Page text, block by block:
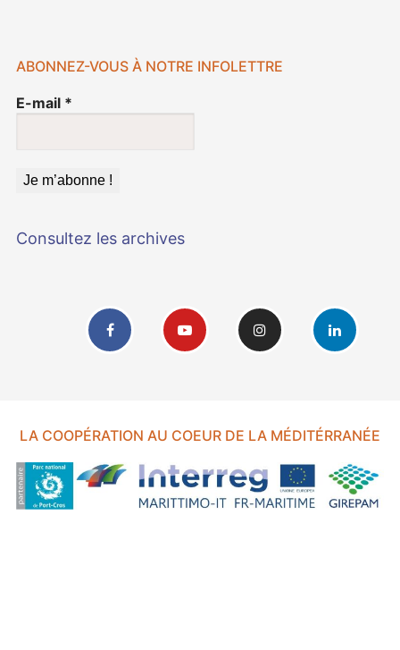
ABONNEZ-VOUS À NOTRE INFOLETTRE
E-mail *
Consultez les archives
LA COOPÉRATION AU COEUR DE LA MÉDITÉRRANÉE